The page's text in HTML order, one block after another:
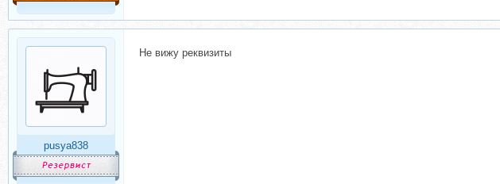
pusya838
Не вижу реквизиты